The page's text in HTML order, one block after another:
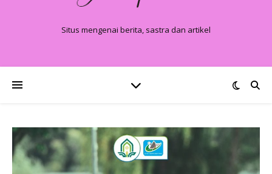
Situs mengenai berita, sastra dan artikel